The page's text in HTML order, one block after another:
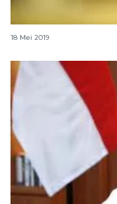
Pemkab Kubu
18 Mei 2019